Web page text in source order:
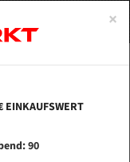
mm Bi-Metall
×
EINKAUFSWERT
90